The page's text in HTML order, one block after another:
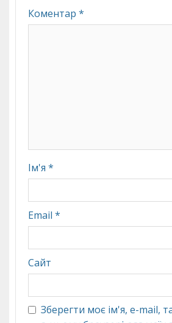
Коментар *
Ім'я *
Email *
Сайт
Зберегти моє ім'я, e-mail,